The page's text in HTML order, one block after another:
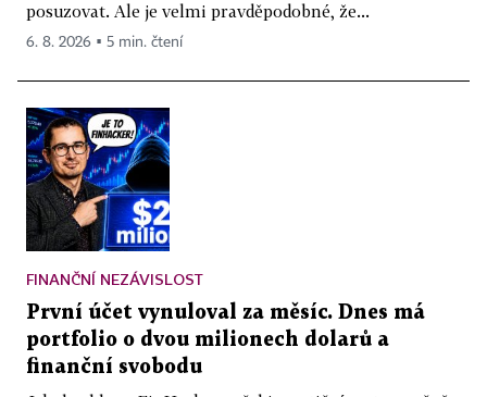
posuzovat. Ale je velmi pravděpodobné, že...
6. 8. 2026 ▪ 5 min. čtení
FINANČNÍ NEZÁVISLOST
První účet vynuloval za měsíc. Dnes má
portfolio o dvou milionech dolarů a
finanční svobodu